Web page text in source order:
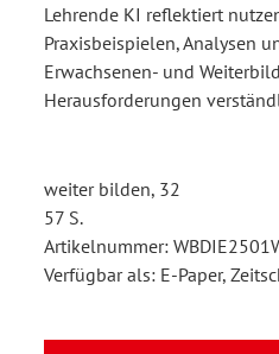
Lehrende KI reflektiert
Praxisbeispielen, Analysen
Erwachsenen- und
Herausforderungen
weiter bilden, 32
57 S.
Artikelnummer:
Verfügbar als: E-Paper,